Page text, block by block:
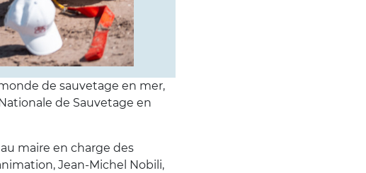
de sauvetage en mer,
de Sauvetage en
maire en charge des
Jean-Michel Nobili,